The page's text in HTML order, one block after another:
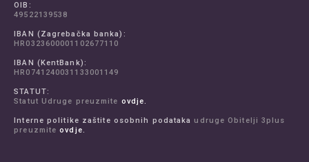
OIB:
49522139538
IBAN (Zagrebačka banka):
HR0323600001102677110
IBAN (KentBank):
HR0741240031133001149
STATUT:
Statut Udruge preuzmite ovdje.
Interne politike zaštite osobnih podataka udruge Obitelji 3plus
preuzmiteovdje.